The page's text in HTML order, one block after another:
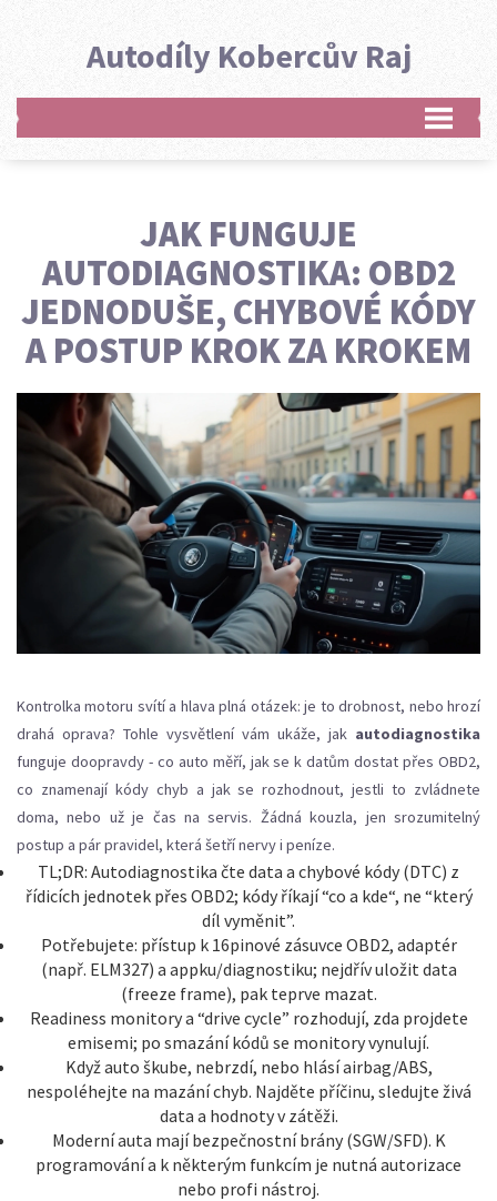
Autodíly Kobercův Raj
JAK FUNGUJE
AUTODIAGNOSTIKA: OBD2
JEDNODUŠE, CHYBOVÉ KÓDY
A POSTUP KROK ZA KROKEM
Kontrolka motoru svítí a hlava plná otázek: je to drobnost, nebo hrozí
drahá oprava? Tohle vysvětlení vám ukáže, jak autodiagnostika
funguje doopravdy - co auto měří, jak se k datům dostat přes OBD2,
co znamenají kódy chyb a jak se rozhodnout, jestli to zvládnete
doma, nebo už je čas na servis. Žádná kouzla, jen srozumitelný
postup a pár pravidel, která šetří nervy i peníze.
TL;DR: Autodiagnostika čte data a chybové kódy (DTC) z
řídicích jednotek přes OBD2; kódy říkají “co a kde“, ne “který
díl vyměnit”.
Potřebujete: přístup k 16pinové zásuvce OBD2, adaptér
(např. ELM327) a appku/diagnostiku; nejdřív uložit data
(freeze frame), pak teprve mazat.
Readiness monitory a “drive cycle” rozhodují, zda projdete
emisemi; po smazání kódů se monitory vynulují.
Když auto škube, nebrzdí, nebo hlásí airbag/ABS,
nespoléhejte na mazání chyb. Najděte příčinu, sledujte živá
data a hodnoty v zátěži.
Moderní auta mají bezpečnostní brány (SGW/SFD). K
programování a k některým funkcím je nutná autorizace
nebo profi nástroj.